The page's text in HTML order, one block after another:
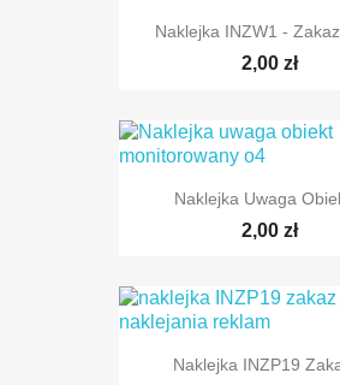
Naklejka INZW1 -
2,00 zł
Naklejka Uwaga
2,00 zł
Naklejka INZP19